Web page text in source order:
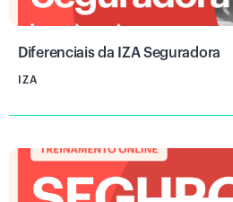
Diferenciais da IZA Seguradora
IZA